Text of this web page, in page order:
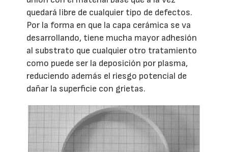
quedará libre de cualquier tipo de defectos.
Por la forma en que la capa cerámica se va
desarrollando, tiene mucha mayor adhesión
al substrato que cualquier otro tratamiento
como puede ser la deposición por plasma,
reduciendo además el riesgo potencial de
dañar la superficie con grietas.